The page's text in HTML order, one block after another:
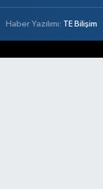
Haber Yazılımı: TE Bilişim